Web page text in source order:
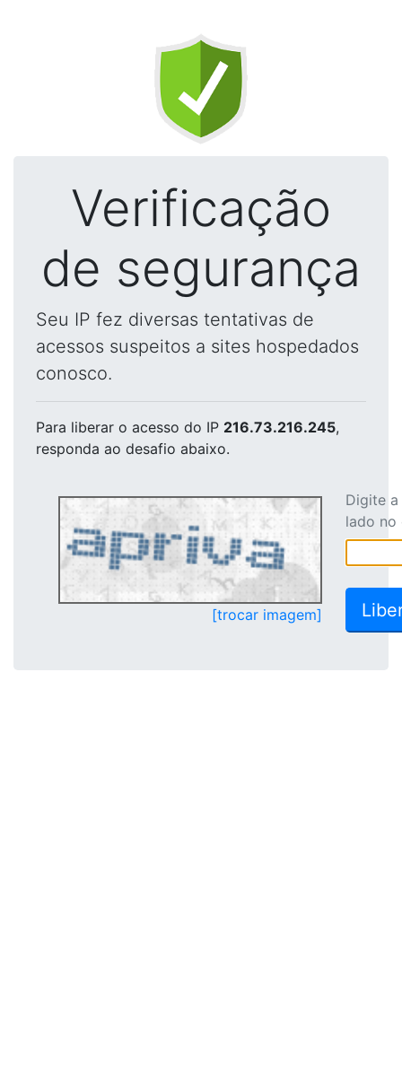
Verificação
de segurança
Seu IP fez diversas tentativas de
acessos suspeitos a sites hospedados
conosco.
Para liberar o acesso do IP 216.73.216.245,
responda ao desafio abaixo.
[trocar imagem]
Digite
lado no